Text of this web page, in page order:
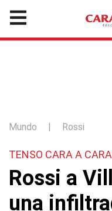
Mundo | Rossi
TENSO CARA A CARA
Rossi a
una